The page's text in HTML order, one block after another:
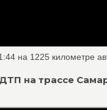
на 1225 километре
на трассе